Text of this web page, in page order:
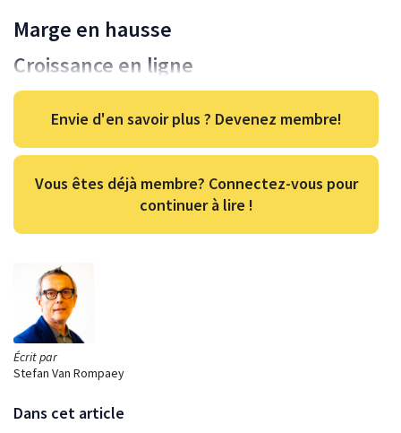
Écrit par
Stefan Van Rompaey
Dans cet article
Marge en hausse
Croissance en ligne
Envie d'en savoir plus ? Devenez membre!
Vous êtes déjà membre? Connectez-vous pour
continuer à lire !